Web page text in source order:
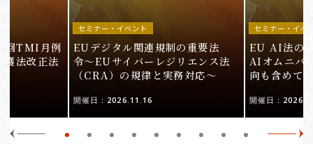
回TMI月例
護法改正法
セミナー・イベント
EUデジタル関連規制の重要法
令〜EUサイバーレジリエンス法
（CRA）の規律と実務対応〜
開催日：2026.11.16
セミナー・イベ
EU AI法の
AIオムニバ
向も含めて
開催日：